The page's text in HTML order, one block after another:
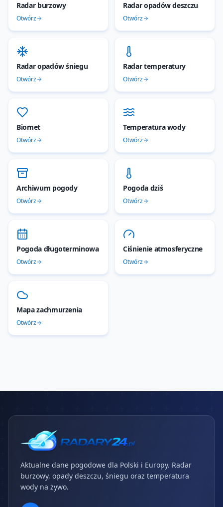
Radar burzowy
Otwórz
Radar opadów deszczu
Otwórz
Radar opadów śniegu
Otwórz
Radar temperatury
Otwórz
Biomet
Otwórz
Temperatura wody
Otwórz
Archiwum pogody
Otwórz
Pogoda dziś
Otwórz
Pogoda długoterminowa
Otwórz
Ciśnienie atmosferyczne
Otwórz
Mapa zachmurzenia
Otwórz
Aktualne dane pogodowe dla Polski i Europy. Radar
burzowy, opady deszczu, śniegu oraz temperatura
wody na żywo.